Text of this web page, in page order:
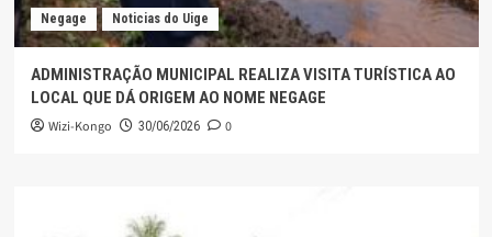
Negage Noticias do Uige
ADMINISTRAÇÃO MUNICIPAL REALIZA VISITA TURÍSTICA AO
LOCAL QUE DÁ ORIGEM AO NOME NEGAGE
Wizi-Kongo 30/06/2026 0